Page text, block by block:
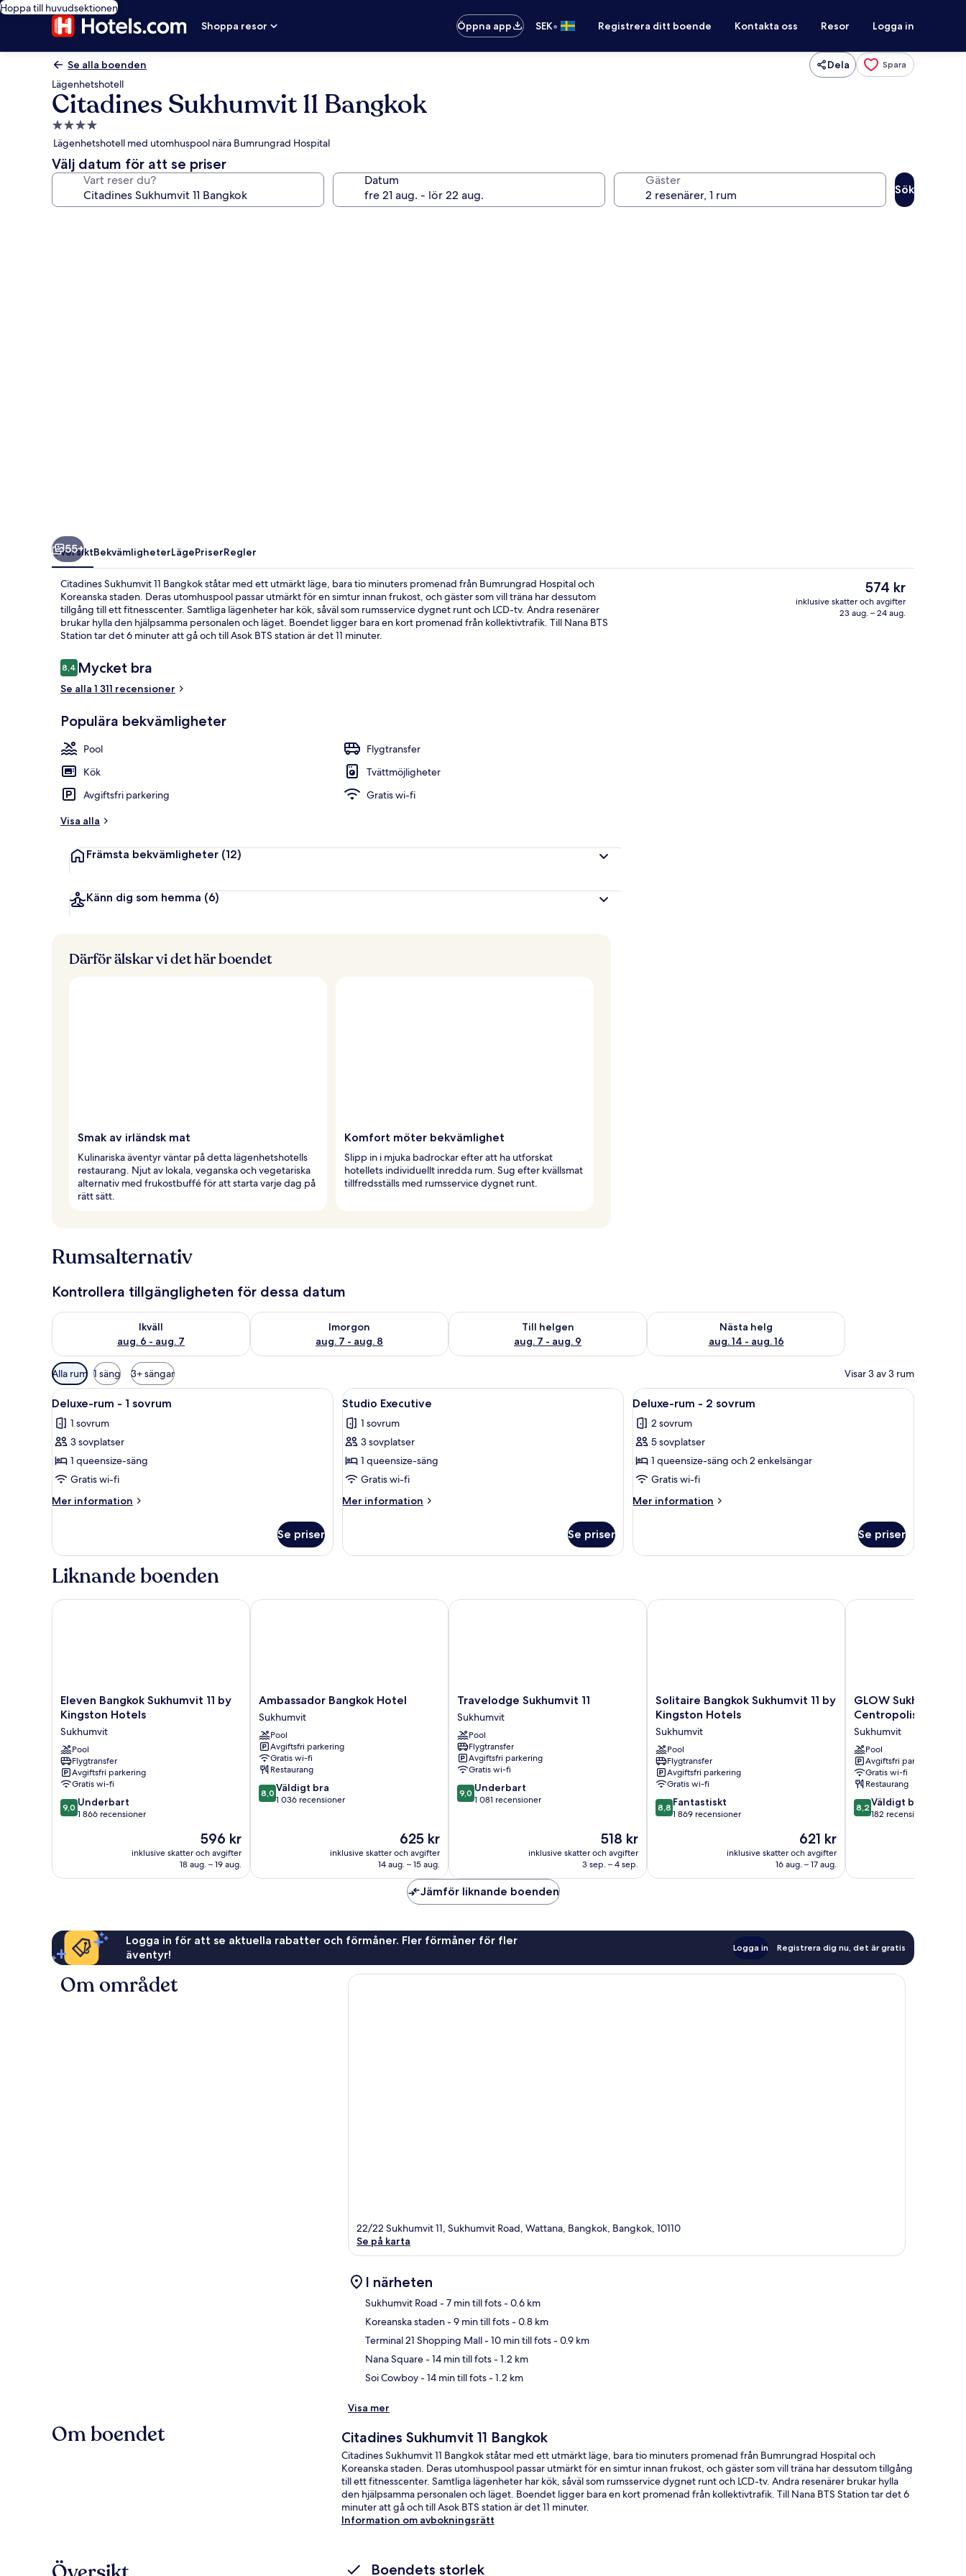
Hoppa till huvudsektionen
Shoppa resor
Öppna app SEK• Registrera ditt boende Kontakta oss Resor Logga in
Se alla boenden Dela Spara
Lägenhetshotell
Citadines Sukhumvit 11 Bangkok
4.0-
stjärnigt
boende
Lägenhetshotell med utomhuspool nära Bumrungrad Hospital
Välj datum för att se priser
Vart reser du? Datum Gäster
Sök
Det finns frukost, lunch och middag Frukostbuffé varje dag mot avgift
55+
ÖversiktBekvämligheterLägePriserRegler
Citadines Sukhumvit 11 Bangkok ståtar med ett utmärkt läge, bara tio minuters promenad från Bumrungrad Hospital och
Koreanska staden. Deras utomhuspool passar utmärkt för en simtur innan frukost, och gäster som vill träna har dessutom
tillgång till ett fitnesscenter. Samtliga lägenheter har kök, såväl som rumsservice dygnet runt och LCD-tv. Andra resenärer
brukar hylla den hjälpsamma personalen och läget. Boendet ligger bara en kort promenad från kollektivtrafik. Till Nana BTS
Station tar det 6 minuter att gå och till Asok BTS station är det 11 minuter.
Recensioner
8,48,4 av 10,
Mycket bra
Se alla 1 311 recensioner
Populära bekvämligheter
Pool
Flygtransfer
Kök
Tvättmöjligheter
Avgiftsfri parkering
Gratis wi-fi
Visa alla
Främsta bekvämligheter (12)
Känn dig som hemma (6)
Det
nuvarande
priset
574 kr
inklusive skatter och avgifter
23 aug. – 24 aug.
Därför älskar vi det här boendet
Smak av irländsk mat
Kulinariska äventyr väntar på detta lägenhetshotells
restaurang. Njut av lokala, veganska och vegetariska
alternativ med frukostbuffé för att starta varje dag på
rätt sätt.
Komfort möter bekvämlighet
Slipp in i mjuka badrockar efter att ha utforskat
hotellets individuellt inredda rum. Sug efter kvällsmat
tillfredsställs med rumsservice dygnet runt.
Rumsalternativ
Kontrollera tillgängligheten för dessa datum
Ikväll
aug. 6 - aug. 7
Kontrollera tillgängligheten för ikväll aug. 6 - aug. 7
Imorgon
aug. 7 - aug. 8
Kontrollera tillgängligheten för imorgon aug. 7 - aug. 8
Till helgen
aug. 7 - aug. 9
Kontrollera tillgängligheten för den här helgen aug. 7 - aug. 9
Nästa helg
aug. 14 - aug. 16
Kontrollera tillgängligheten för nästa helg aug. 14 - aug. 16
Tillgängliga
filter
för
rum
Alla rum 1 säng 3+ sängar Visar 3 av 3 rum
Öppna
alla
foton
för
Deluxe-
rum
-
1
5
Deluxe-rum - 1 sovrum
1 sovrum
3 sovplatser
1 queensize-säng
Gratis wi-fi
Mer information
Mer
rum
Se priser
Öppna
alla
foton
för
Studio
Executive
Ett modernt hotellrum med en säng, soffa, matbord och ett stort fönster med gardiner.
5
Studio Executive
1 sovrum
3 sovplatser
1 queensize-säng
Gratis wi-fi
Mer information
Mer
Executive
Se priser
Öppna
alla
foton
för
Deluxe-
rum
-
2
Ett modernt kök med träskåp, ett vitt
5
Deluxe-rum - 2 sovrum
2 sovrum
5 sovplatser
1 queensize-säng och 2 enkelsängar
Gratis wi-fi
Mer information
Mer
rum
Se priser
Liknande boenden
Eleven
Bangkok
Sukhumvit
11
by
Kingston
Hotels
Sukhumvit
Eleven Bangkok Sukhumvit 11 by
Kingston Hotels
Sukhumvit
Pool
Flygtransfer
Avgiftsfri parkering
Gratis wi-fi
9.0
av
1 866 recensioner
9,0 Underbart
1 866 recensioner
Priset
är
596 kr
596 kr
inklusive skatter och avgifter
18 aug. – 19 aug.
Eleven Bangkok Sukhumvit 11 by Kingston Hotels
Ambassador
Bangkok
Hotel
Sukhumvit
Ambassador Bangkok Hotel
Sukhumvit
Pool
Avgiftsfri parkering
Gratis wi-fi
Restaurang
8.0
av
1 036 recensioner
8,0 Väldigt bra
1 036 recensioner
Priset
är
625 kr
625 kr
inklusive skatter och avgifter
14 aug. – 15 aug.
Ambassador Bangkok Hotel
Travelodge
Sukhumvit
11
Sukhumvit
Travelodge Sukhumvit 11
Sukhumvit
Pool
Flygtransfer
Avgiftsfri parkering
Gratis wi-fi
9.0
av
9,0 Underbart
1 081 recensioner
Priset
är
518 kr
518 kr
inklusive skatter och avgifter
3 sep. – 4 sep.
Travelodge Sukhumvit 11
Solitaire
Bangkok
Sukhumvit
11
by
Kingston
Hotels
Sukhumvit
Solitaire Bangkok Sukhumvit 11 by
Kingston Hotels
Sukhumvit
Pool
Flygtransfer
Avgiftsfri parkering
Gratis wi-fi
8.8
av
1 869 recensioner
8,8 Fantastiskt
1 869 recensioner
Priset
är
621 kr
621 kr
inklusive skatter och avgifter
16 aug. – 17 aug.
Solitaire Bangkok Sukhumvit 11 by Kingston Hotels
GLOW
Sukhumvit
by
Centropolis
Sukhumvit
GLOW Sukhumvit 5
Centropolis
Sukhumvit
Pool
Avgiftsfri parkering
Gratis wi-fi
Restaurang
8.2
av
8,2 Väldigt bra
182 recensioner
GLOW Sukhumvit 5
Jämför liknande boenden
Logga in för att se aktuella rabatter och förmåner. Fler förmåner för fler
äventyr!
Logga in Registrera dig nu, det är gratis
Om området
22/22 Sukhumvit 11, Sukhumvit Road, Wattana, Bangkok, Bangkok, 10110
Se på karta
I närheten
Sukhumvit Road - 7 min till fots- 0.6 km
Koreanska staden- 9 min till fots- 0.8 km
Terminal 21 Shopping Mall- 10 min till fots- 0.9 km
Nana Square- 14 min till fots- 1.2 km
Soi Cowboy- 14 min till fots- 1.2 km
Visa mer
Om boendet Citadines Sukhumvit 11 Bangkok
Citadines Sukhumvit 11 Bangkok ståtar med ett utmärkt läge, bara tio minuters promenad från Bumrungrad Hospital och
Koreanska staden. Deras utomhuspool passar utmärkt för en simtur innan frukost, och gäster som vill träna har dessutom tillgång
till ett fitnesscenter. Samtliga lägenheter har kök, såväl som rumsservice dygnet runt och LCD-tv. Andra resenärer brukar hylla
den hjälpsamma personalen och läget. Boendet ligger bara en kort promenad från kollektivtrafik. Till Nana BTS Station tar det 6
minuter att gå och till Asok BTS station är det 11 minuter.
Information om avbokningsrätt
Boendets storlek